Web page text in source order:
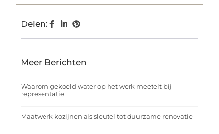
Delen:
Meer Berichten
Waarom gekoeld water op het werk meetelt bij
representatie
Maatwerk kozijnen als sleutel tot duurzame renovatie